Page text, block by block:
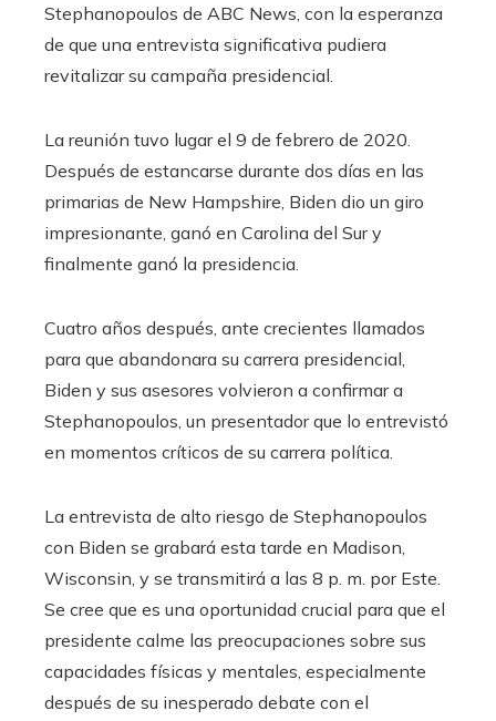
Stephanopoulos de ABC News, con la esperanza
de que una entrevista significativa pudiera
revitalizar su campaña presidencial.
La reunión tuvo lugar el 9 de febrero de 2020.
Después de estancarse durante dos días en las
primarias de New Hampshire, Biden dio un giro
impresionante, ganó en Carolina del Sur y
finalmente ganó la presidencia.
Cuatro años después, ante crecientes llamados
para que abandonara su carrera presidencial,
Biden y sus asesores volvieron a confirmar a
Stephanopoulos, un presentador que lo entrevistó
en momentos críticos de su carrera política.
La entrevista de alto riesgo de Stephanopoulos
con Biden se grabará esta tarde en Madison,
Wisconsin, y se transmitirá a las 8 p. m. por Este.
Se cree que es una oportunidad crucial para que el
presidente calme las preocupaciones sobre sus
capacidades físicas y mentales, especialmente
después de su inesperado debate con el